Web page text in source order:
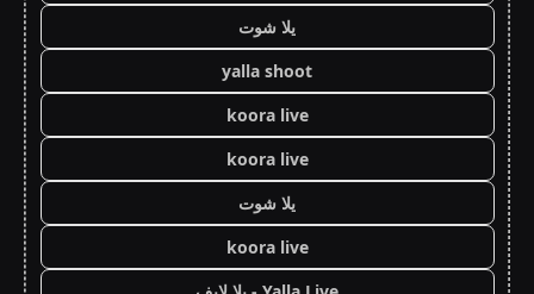
يلا شوت
yalla shoot
koora live
koora live
يلا شوت
koora live